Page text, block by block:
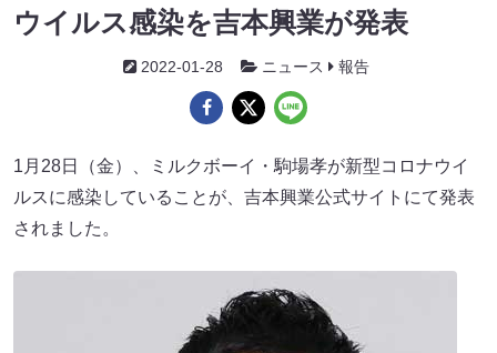
ウイルス感染を吉本興業が発表
2022-01-28 ニュース 報告
1月28日（金）、ミルクボーイ・駒場孝が新型コロナウイ
ルスに感染していることが、吉本興業公式サイトにて発表
されました。